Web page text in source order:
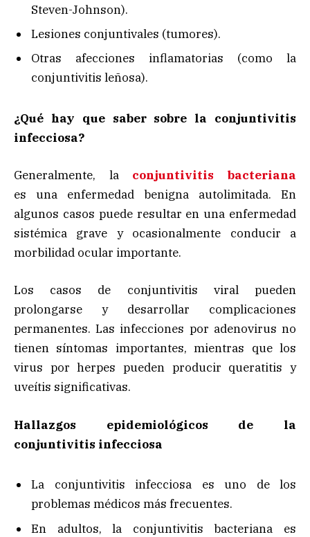
Steven-Johnson).
Lesiones conjuntivales (tumores).
Otras afecciones inflamatorias (como la
conjuntivitis leñosa).
¿Qué hay que saber sobre la conjuntivitis
infecciosa?
Generalmente, la conjuntivitis bacteriana
es una enfermedad benigna autolimitada. En
algunos casos puede resultar en una enfermedad
sistémica grave y ocasionalmente conducir a
morbilidad ocular importante.
Los casos de conjuntivitis viral pueden
prolongarse y desarrollar complicaciones
permanentes. Las infecciones por adenovirus no
tienen síntomas importantes, mientras que los
virus por herpes pueden producir queratitis y
uveítis significativas.
Hallazgos epidemiológicos de la
conjuntivitis infecciosa
La conjuntivitis infecciosa es uno de los
problemas médicos más frecuentes.
En adultos, la conjuntivitis bacteriana es